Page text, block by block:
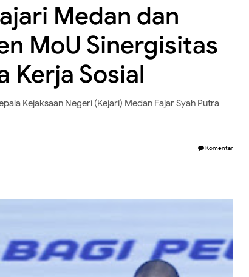
Medan dan
MoU Sinergisitas
Kerja Sosial
Kejaksaan Negeri (Kejari) Medan Fajar Syah Putra
Komentar